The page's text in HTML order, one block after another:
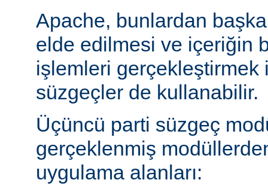
Apache, bunlardan
elde edilmesi ve içeriğin
işlemleri gerçekleştirmek
süzgeçler de kullanabilir.
Üçüncü parti süzgeç
gerçeklenmiş
uygulama alanları: